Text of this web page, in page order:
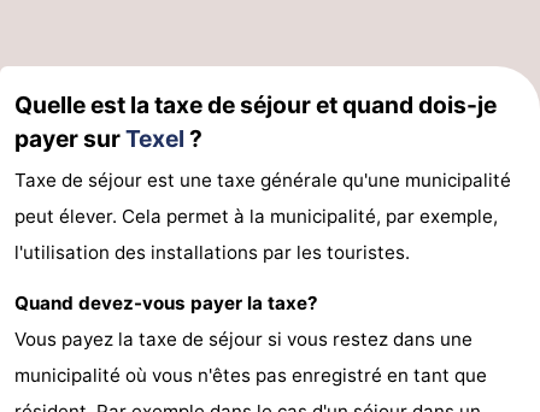
mini-
golf
guidées
Sports
-
Piscines
-
du
vélo
Randonnée
-
Équitation
-
Surfen
Quelle est la taxe de séjour et quand dois-je
payer surTexel ?
Taxe de séjour est une taxe générale qu'une municipalité
peut élever. Cela permet à la municipalité, par exemple,
l'utilisation des installations par les touristes.
Quand devez-vous payer la taxe?
Vous payez la taxe de séjour si vous restez dans une
municipalité où vous n'êtes pas enregistré en tant que